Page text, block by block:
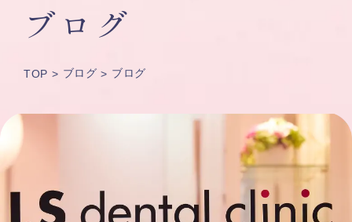
ブログ
TOP ブログ ブログ